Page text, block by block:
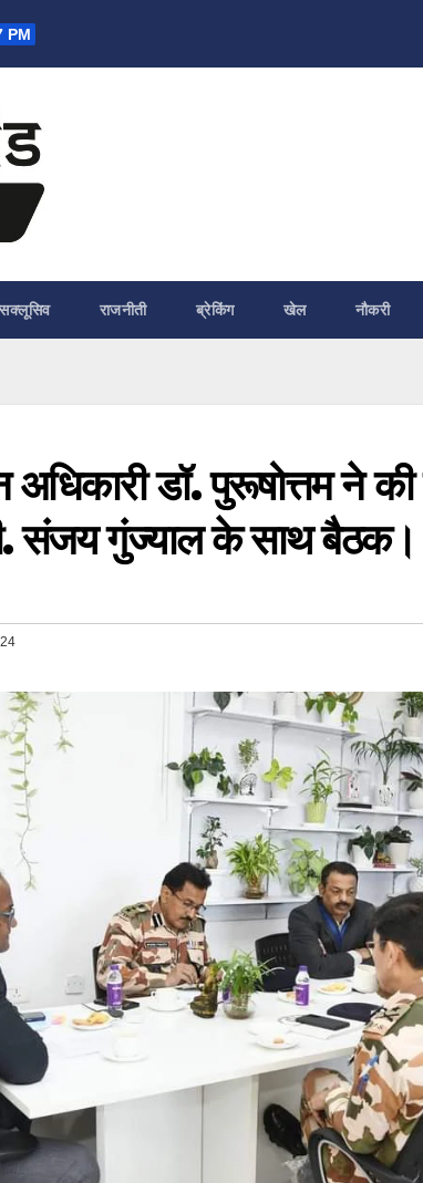
PM
राजनीती ब्रेकिंग खेल नौकरी
अधिकारी डॉ. पुरूषोत्तम ने की
संजय गुंज्याल के साथ बैठक।